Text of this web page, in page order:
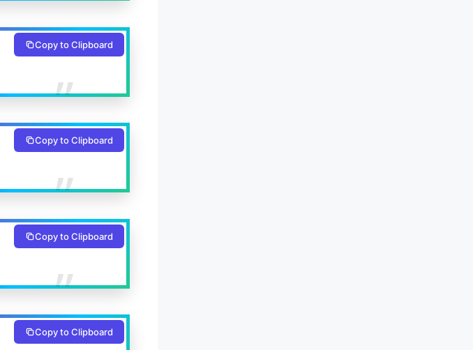
Copy to Clipboard
Copy to Clipboard
Copy to Clipboard
Copy to Clipboard